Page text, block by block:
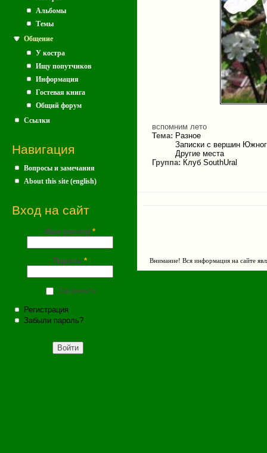
Альбомы
Темы
Общение
У костра
Ищу попутчиков
Информация
Гостевая книга
Общий форум
Ссылки
Навигация
Вопросы и замечания
About this site (english)
Вход на сайт
Имя (почта) *
Пароль *
Запомнить
Регистрация
Забыли пароль?
вспомним лето
Тема: Разное
Записки с вершин
Другие места
Группа: Клуб SouthUral
Внимание! Вся информация на сайте